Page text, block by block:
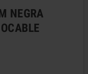
NEGRA